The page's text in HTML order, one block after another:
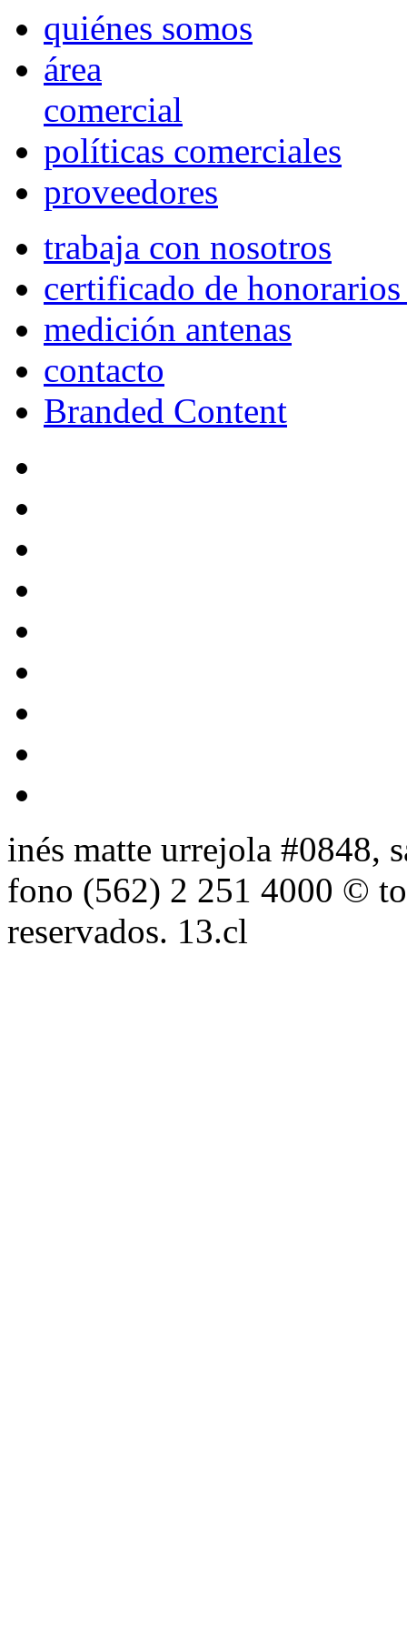
quiénes somos
área
comercial
políticas comerciales
proveedores
trabaja con nosotros
certificado de
medición antenas
contacto
Branded Content
inés matte urrejola #0848,
fono (562) 2 251 4000 ©
reservados. 13.cl